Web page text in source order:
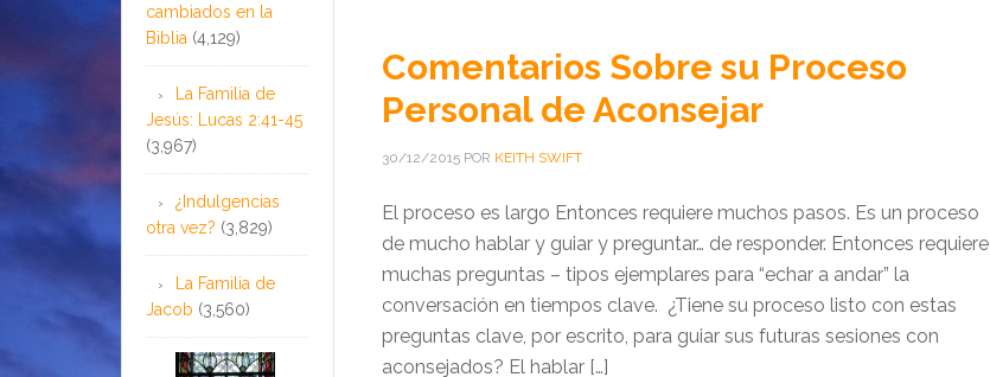
Comentarios Sobre su Proceso
Personal de Aconsejar
30/12/2015 POR KEITH SWIFT
El proceso es largo Entonces requiere muchos pasos. Es un proceso
de mucho hablar y guiar y preguntar… de responder. Entonces requiere
muchas preguntas – tipos ejemplares para “echar a andar” la
conversación en tiempos clave. ¿Tiene su proceso listo con estas
preguntas clave, por escrito, para guiar sus futuras sesiones con
aconsejados? El hablar […]
cambiados en la
Biblia (4,129)
La Familia de
Jesús: Lucas 2:41-45
(3,967)
¿Indulgencias
otra vez? (3,829)
La Familia de
Jacob (3,560)